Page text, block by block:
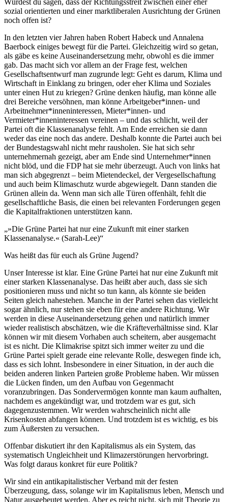
Würdest du sagen, dass der Richtungsstreit zwischen einer eher
sozial orientierten und einer marktliberalen Ausrichtung der Grünen
noch offen ist?
In den letzten vier Jahren haben Robert Habeck und Annalena
Baerbock einiges bewegt für die Partei. Gleichzeitig wird so getan,
als gäbe es keine Auseinandersetzung mehr, obwohl es die immer
gab. Das macht sich vor allem an der Frage fest, welchen
Gesellschaftsentwurf man zugrunde legt: Geht es darum, Klima und
Wirtschaft in Einklang zu bringen, oder eher Klima und Soziales
unter einen Hut zu kriegen? Grüne denken häufig, man könne alle
drei Bereiche versöhnen, man könne Arbeitgeber*innen- und
Arbeitnehmer*inneninteressen, Mieter*innen- und
Vermieter*inneninteressen vereinen – und das schlicht, weil der
Partei oft die Klassenanalyse fehlt. Am Ende erreichen sie dann
weder das eine noch das andere. Deshalb konnte die Partei auch bei
der Bundestagswahl nicht mehr rausholen. Sie hat sich sehr
unternehmernah gezeigt, aber am Ende sind Unternehmer*innen
nicht blöd, und die FDP hat sie mehr überzeugt. Auch von links hat
man sich abgegrenzt – beim Mietendeckel, der Vergesellschaftung
und auch beim Klimaschutz wurde abgewiegelt. Dann standen die
Grünen allein da. Wenn man sich alle Türen offenhält, fehlt die
gesellschaftliche Basis, die einen bei relevanten Forderungen gegen
die Kapitalfraktionen unterstützen kann.
»Die Grüne Partei hat nur eine Zukunft mit einer starken
Klassenanalyse.« (Sarah-Lee)
Was heißt das für euch als Grüne Jugend?
Unser Interesse ist klar. Eine Grüne Partei hat nur eine Zukunft mit
einer starken Klassenanalyse. Das heißt aber auch, dass sie sich
positionieren muss und nicht so tun kann, als könnte sie beiden
Seiten gleich nahestehen. Manche in der Partei sehen das vielleicht
sogar ähnlich, nur stehen sie eben für eine andere Richtung. Wir
werden in diese Auseinandersetzung gehen und natürlich immer
wieder realistisch abschätzen, wie die Kräfteverhältnisse sind. Klar
können wir mit diesem Vorhaben auch scheitern, aber ausgemacht
ist es nicht. Die Klimakrise spitzt sich immer weiter zu und die
Grüne Partei spielt gerade eine relevante Rolle, deswegen finde ich,
dass es sich lohnt. Insbesondere in einer Situation, in der auch die
beiden anderen linken Parteien große Probleme haben. Wir müssen
die Lücken finden, um den Aufbau von Gegenmacht
voranzubringen. Das Sondervermögen konnte man kaum aufhalten,
nachdem es angekündigt war, und trotzdem war es gut, sich
dagegenzustemmen. Wir werden wahrscheinlich nicht alle
Krisenkosten abfangen können. Und trotzdem ist es wichtig, es bis
zum Äußersten zu versuchen.
Offenbar diskutiert ihr den Kapitalismus als ein System, das
systematisch Ungleichheit und Klimazerstörungen hervorbringt.
Was folgt daraus konkret für eure Politik?
Wir sind ein antikapitalistischer Verband mit der festen
Überzeugung, dass, solange wir im Kapitalismus leben, Mensch und
Natur ausgebeutet werden. Aber es reicht nicht, sich mit Theorie zu